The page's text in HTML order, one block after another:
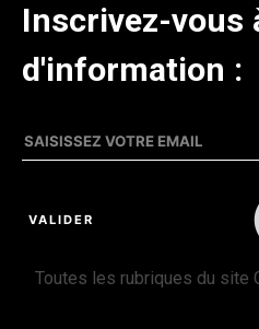
Inscrivez-vous
d'information :
Toutes les rubriques du site